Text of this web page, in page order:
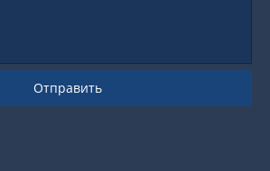
Отправить